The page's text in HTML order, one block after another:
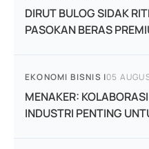
DIRUT BULOG SIDAK
PASOKAN BERAS
EKONOMI BISNIS |05
MENAKER:
INDUSTRI PENTING